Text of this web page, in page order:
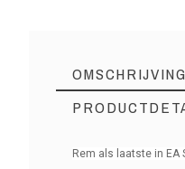
OMSCHRIJVING
Rem als laatste in EA